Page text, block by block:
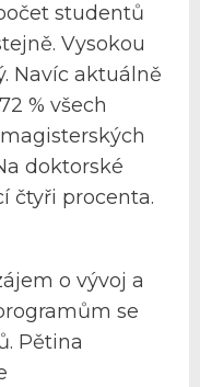
studentů
Vysokou
Navíc aktuálně
% všech
doktorské
čtyři procenta.
o vývoj a
se
Pětina